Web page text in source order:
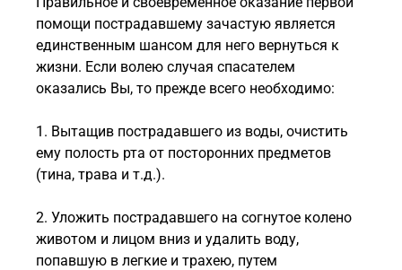
помощи пострадавшему зачастую является
единственным шансом для него вернуться к
жизни. Если волею случая спасателем
оказались Вы, то прежде всего необходимо:
1. Вытащив пострадавшего из воды, очистить
ему полость рта от посторонних предметов
(тина, трава и т.д.).
2. Уложить пострадавшего на согнутое колено
животом и лицом вниз и удалить воду,
попавшую в легкие и трахею, путем